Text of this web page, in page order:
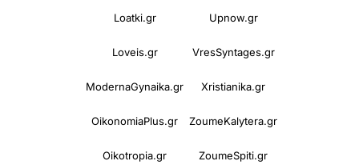
Loatki.gr Upnow.gr
Loveis.gr VresSyntages.gr
ModernaGynaika.gr Xristianika.gr
OikonomiaPlus.gr ZoumeKalytera.gr
Oikotropia.gr ZoumeSpiti.gr